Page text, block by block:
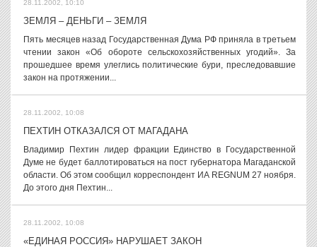
28.11.2002, 10:10
ЗЕМЛЯ – ДЕНЬГИ – ЗЕМЛЯ
Пять месяцев назад Государственная Дума РФ приняла в третьем
чтении закон «Об обороте сельскохозяйственных угодий». За
прошедшее время улеглись политические бури, преследовавшие
закон на протяжении...
28.11.2002, 10:08
ПЕХТИН ОТКАЗАЛСЯ ОТ МАГАДАНА
Владимир Пехтин лидер фракции Единство в Государственной
Думе не будет баллотироваться на пост губернатора Магаданской
области. Об этом сообщил корреспондент ИА REGNUM 27 ноября.
До этого дня Пехтин...
28.11.2002, 10:08
«ЕДИНАЯ РОССИЯ» НАРУШАЕТ ЗАКОН